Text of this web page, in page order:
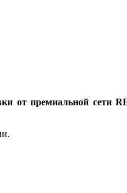
от премиальной сети